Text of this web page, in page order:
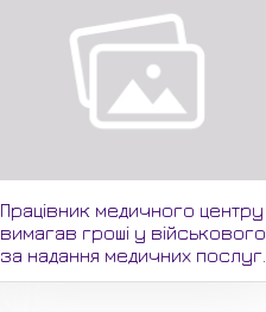
Працівник медичного центру
вимагав гроші у військового
за надання медичних послуг.